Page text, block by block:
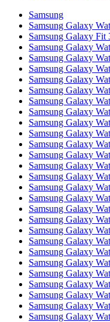
Samsung
Samsung Galaxy
Samsung Galaxy Fit
Samsung Galaxy
Samsung Galaxy
Samsung Galaxy
Samsung Galaxy
Samsung Galaxy
Samsung Galaxy
Samsung Galaxy
Samsung Galaxy
Samsung Galaxy
Samsung Galaxy
Samsung Galaxy
Samsung Galaxy
Samsung Galaxy
Samsung Galaxy
Samsung Galaxy
Samsung Galaxy
Samsung Galaxy
Samsung Galaxy
Samsung Galaxy
Samsung Galaxy
Samsung Galaxy
Samsung Galaxy
Samsung Galaxy
Samsung Galaxy
Samsung Galaxy
Samsung Galaxy